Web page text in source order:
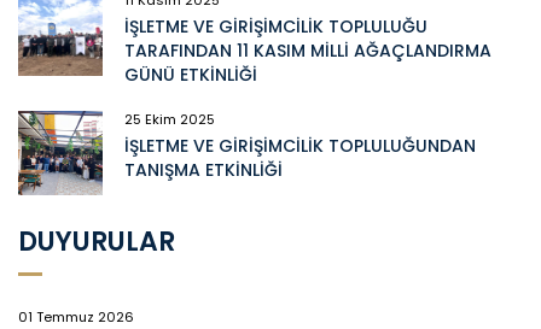
İŞLETME VE GİRİŞİMCİLİK TOPLULUĞU
TARAFINDAN 11 KASIM MİLLİ AĞAÇLANDIRMA
GÜNÜ ETKİNLİĞİ
25 Ekim 2025
İŞLETME VE GİRİŞİMCİLİK TOPLULUĞUNDAN
TANIŞMA ETKİNLİĞİ
DUYURULAR
01 Temmuz 2026